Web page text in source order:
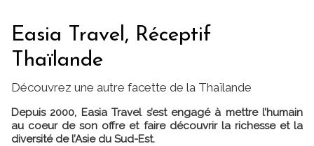
Easia Travel, Réceptif
Thaïlande
Découvrez une autre facette de la Thaïlande
Depuis 2000, Easia Travel s’est engagé à mettre l’humain
au coeur de son offre et faire découvrir la richesse et la
diversité de l’Asie du Sud-Est.